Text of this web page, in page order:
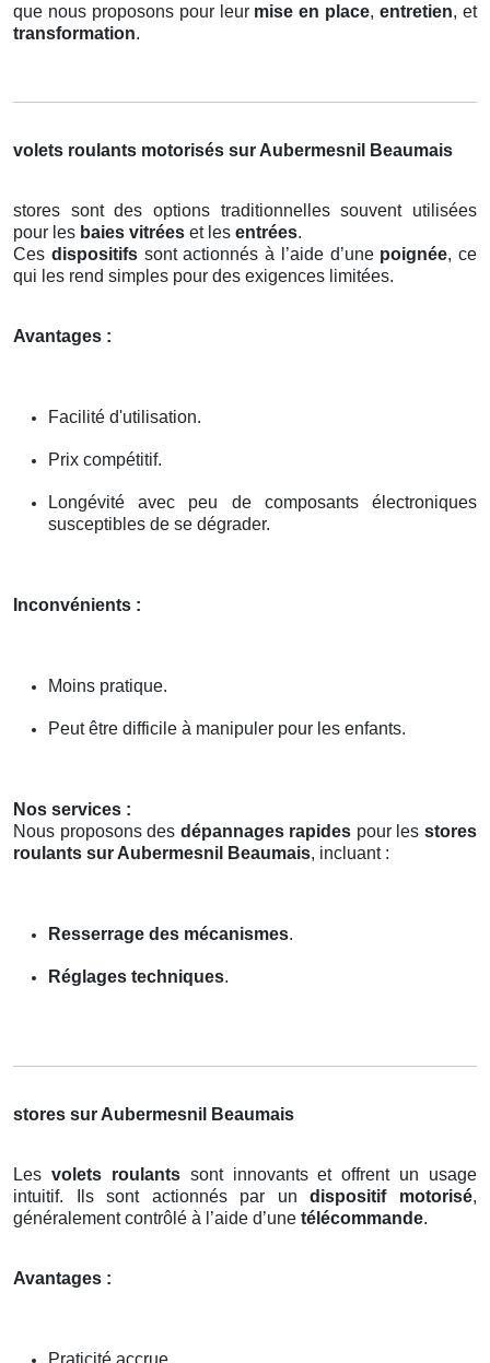
que nous proposons pour leur mise en place,entretien, et
transformation.
volets roulants motorisés sur Aubermesnil Beaumais
stores sont des options traditionnelles souvent utilisées
pour les baies vitrées et les entrées.
Ces dispositifssont actionnés à l’aide d’une poignée, ce
qui les rend simples pour des exigences limitées.
Avantages :
Facilité d'utilisation.
Prix compétitif.
Longévité avec peu de composants électroniques
susceptibles de se dégrader.
Inconvénients :
Moins pratique.
Peut être difficile à manipuler pour les enfants.
Nos services :
Nous proposons des dépannages rapides pour lesstores
roulants sur Aubermesnil Beaumais, incluant :
Resserrage des mécanismes.
Réglages techniques.
stores sur Aubermesnil Beaumais
Les volets roulantssont innovants et offrent un usage
intuitif. Ils sont actionnés par undispositif motorisé,
généralement contrôlé à l’aide d’une télécommande.
Avantages :
Praticité accrue.